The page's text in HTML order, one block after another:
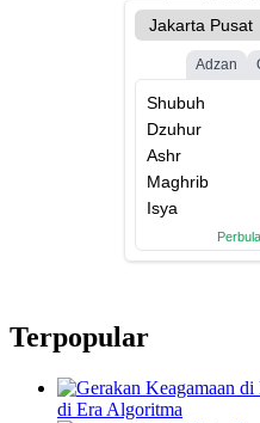
Terpopular
di Era Algoritma